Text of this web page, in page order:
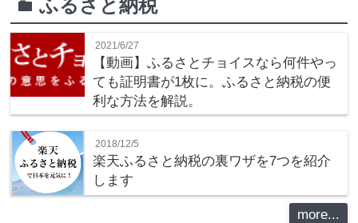
folderふるさと納税
2021/6/27
【動画】ふるさとチョイスなら何件やっ
ても証明書が1枚に。ふるさと納税の便
利な方法を解説。
2018/12/5
楽天ふるさと納税の裏ワザを7つを紹介
します
more...